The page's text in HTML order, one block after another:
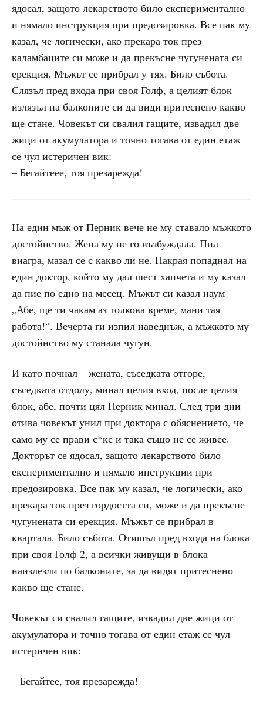
ядосал, защото лекарството било експериментално
и нямало инструкция при предозировка. Все пак му
казал, че логически, ако прекара ток през
каламбаците си може и да прекъсне чугунената си
ерекция. Мъжът се прибрал у тях. Било събота.
Слязъл пред входа при своя Голф, а целият блок
излязъл на балконите си да види притеснено какво
ще стане. Човекът си свалил гащите, извадил две
жици от акумулатора и точно тогава от един етаж
се чул истеричен вик:
– Бегайтеее, тоя презарежда!
На един мъж от Перник вече не му ставало мъжкото
достойнство. Жена му не го възбуждала. Пил
виагра, мазал се с какво ли не. Накрая попаднал на
един доктор, който му дал шест хапчета и му казал
да пие по едно на месец. Мъжът си казал наум
„Абе, ще ти чакам аз толкова време, мани тая
работа!“. Вечерта ги изпил наведнъж, а мъжкото му
достойнство му станала чугун.
И като почнал – жената, съседката отгоре,
съседката отдолу, минал целия вход, после целия
блок, абе, почти цял Перник минал. След три дни
отива човекът унил при доктора с обяснението, че
само му се прави с*кс и така също не се живее.
Докторът се ядосал, защото лекарството било
експериментално и нямало инструкции при
предозировка. Все пак му казал, че логически, ако
прекара ток през гордостта си, може и да прекъсне
чугунената си ерекция. Мъжът се прибрал в
квартала. Било събота. Отишъл пред входа на блока
при своя Голф 2, а всички живущи в блока
наизлезли по балконите, за да видят притеснено
какво ще стане.
Човекът си свалил гащите, извадил две жици от
акумулатора и точно тогава от един етаж се чул
истеричен вик:
– Бегайтее, тоя презарежда!